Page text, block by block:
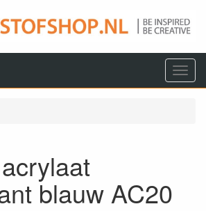
Menu
blauw AC20